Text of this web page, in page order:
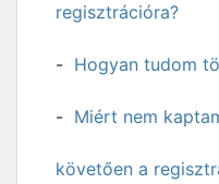
regisztrációra?
Hogyan tudom
Miért nem
követően a